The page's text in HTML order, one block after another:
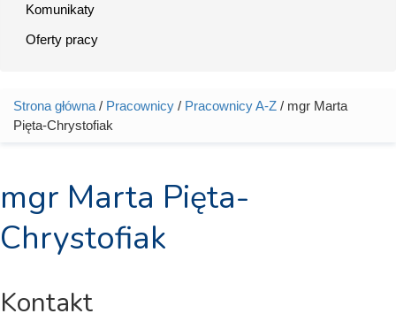
Komunikaty
Oferty pracy
Jesteś tutaj
Strona główna / Pracownicy / Pracownicy A-Z / mgr Marta
Pięta-Chrystofiak
mgr Marta Pięta-
Chrystofiak
Kontakt